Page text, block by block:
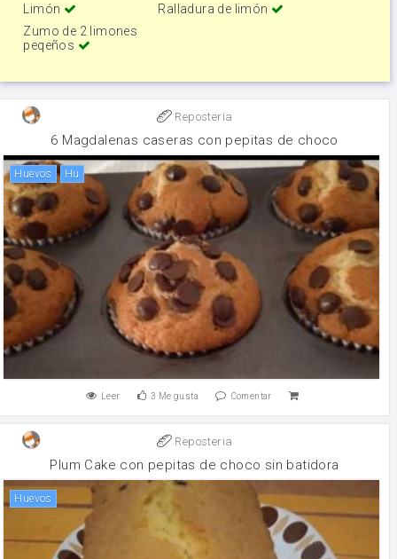
Limón
Ralladura de limón
Zumo de 2 limones
peqeños
Reposteria
6 Magdalenas caseras con pepitas de choco
huevos hu
Leer 3 Me gusta Comentar
Reposteria
Plum Cake con pepitas de choco sin batidora
huevos